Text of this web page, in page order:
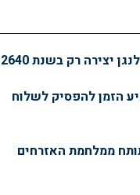
יצירה רק בשנת 2640
הזמן להפסיק לשלוח
ממלחמת האזרחים